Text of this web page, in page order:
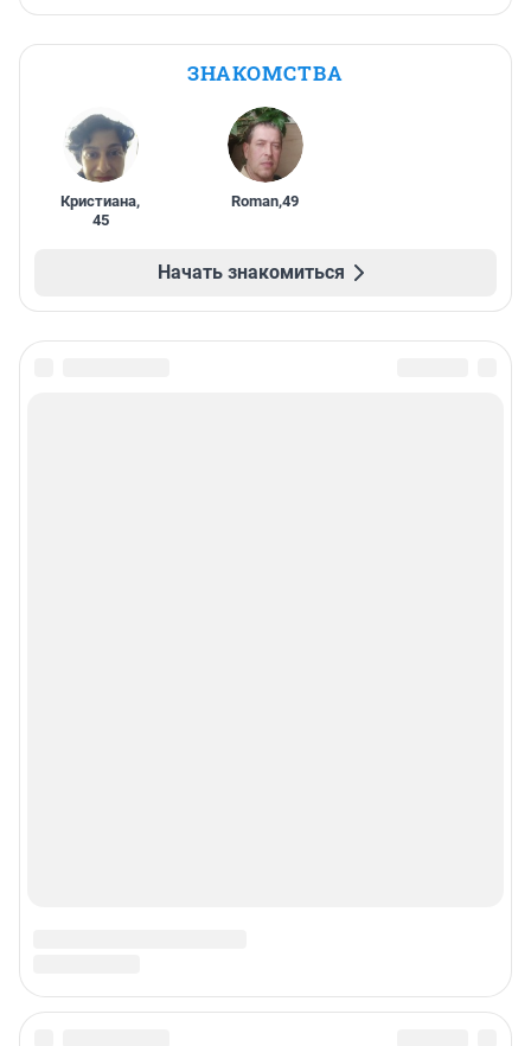
ЗНАКОМСТВА
Кристиана,
45
Roman,49
Начать знакомиться